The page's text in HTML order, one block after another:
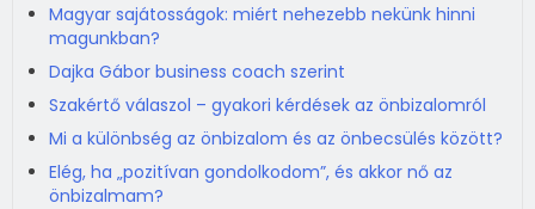
Magyar sajátosságok: miért nehezebb nekünk hinni
magunkban?
Dajka Gábor business coach szerint
Szakértő válaszol – gyakori kérdések az önbizalomról
Mi a különbség az önbizalom és az önbecsülés között?
Elég, ha „pozitívan gondolkodom”, és akkor nő az
önbizalmam?